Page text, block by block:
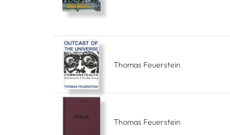
Thomas Feuerstein
Thomas Feuerstein